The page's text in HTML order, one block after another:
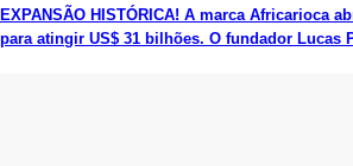
EXPANSÃO HISTÓRICA! A marca Africarioca
para atingir US$ 31 bilhões. O fundador Lucas